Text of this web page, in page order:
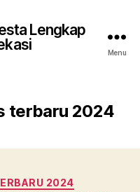
Lengkap
Menu
terbaru 2024
2024